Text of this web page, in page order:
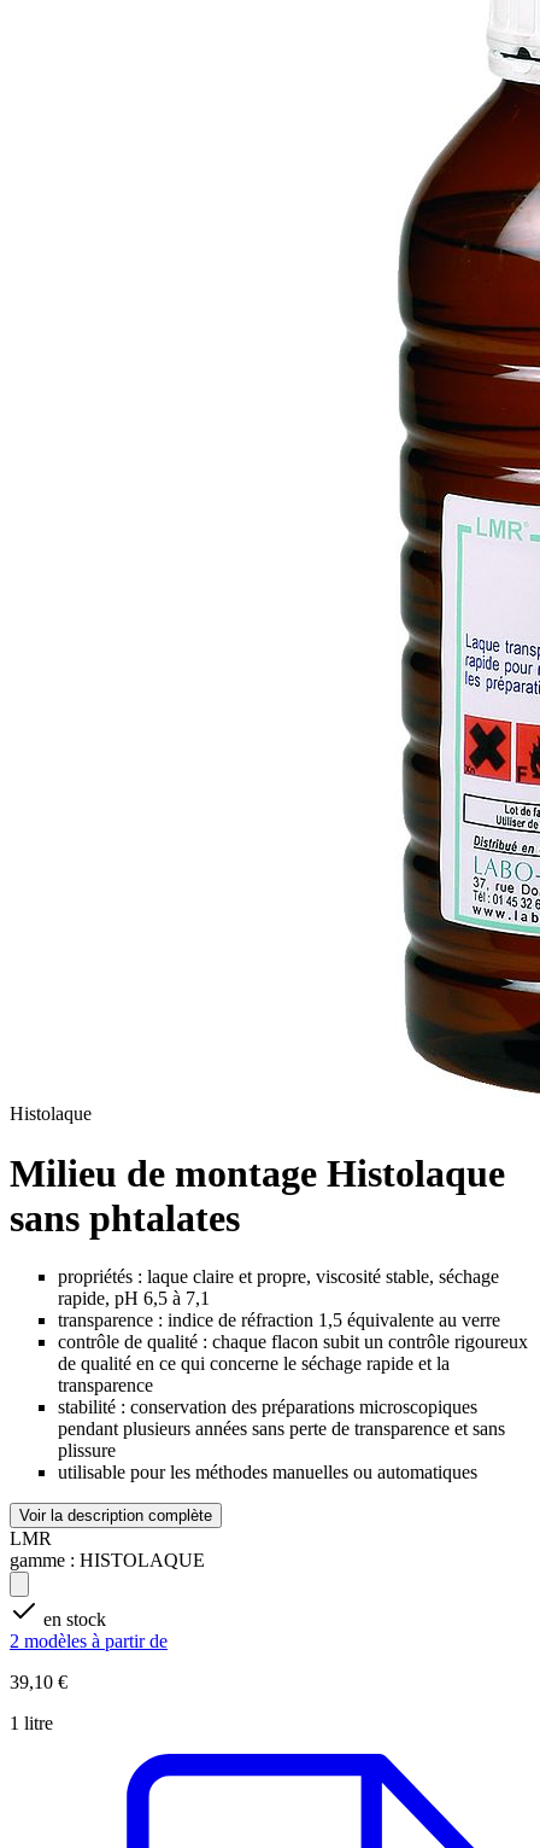
Histolaque
Milieu de montage Histolaque
sans phtalates
propriétés : laque claire et propre, viscosité stable, séchage
rapide, pH 6,5 à 7,1
transparence : indice de réfraction 1,5 équivalente au verre
contrôle de qualité : chaque flacon subit un contrôle rigoureux
de qualité en ce qui concerne le séchage rapide et la
transparence
stabilité : conservation des préparations microscopiques
pendant plusieurs années sans perte de transparence et sans
plissure
utilisable pour les méthodes manuelles ou automatiques
Voir la description complète
LMR
gamme : HISTOLAQUE
en stock
2 modèles à partir de
39,10 €
1 litre